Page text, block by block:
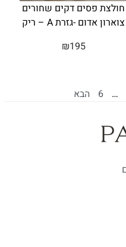
חולצת פסים דקים שחורים
צוארון אדום -גזרת A – ריק
₪195
…
6 הבא